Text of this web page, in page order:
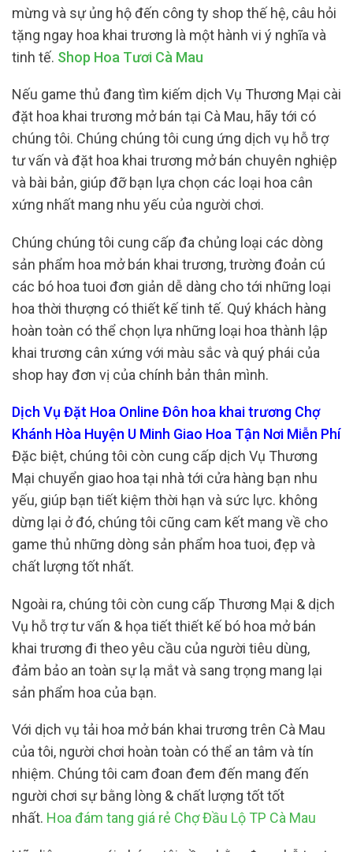
mừng và sự ủng hộ đến công ty shop thế hệ, câu hỏi
tặng ngay hoa khai trương là một hành vi ý nghĩa và
tinh tế. Shop Hoa Tươi Cà Mau
Nếu game thủ đang tìm kiếm dịch Vụ Thương Mại cài
đặt hoa khai trương mở bán tại Cà Mau, hãy tới có
chúng tôi. Chúng chúng tôi cung ứng dịch vụ hỗ trợ
tư vấn và đặt hoa khai trương mở bán chuyên nghiệp
và bài bản, giúp đỡ bạn lựa chọn các loại hoa cân
xứng nhất mang nhu yếu của người chơi.
Chúng chúng tôi cung cấp đa chủng loại các dòng
sản phẩm hoa mở bán khai trương, trường đoản cú
các bó hoa tuoi đơn giản dễ dàng cho tới những loại
hoa thời thượng có thiết kế tinh tế. Quý khách hàng
hoàn toàn có thể chọn lựa những loại hoa thành lập
khai trương cân xứng với màu sắc và quý phái của
shop hay đơn vị của chính bản thân mình.
Dịch Vụ Đặt Hoa Online Đôn hoa khai trương Chợ
Khánh Hòa Huyện U Minh Giao Hoa Tận Nơi Miễn Phí
Đặc biệt, chúng tôi còn cung cấp dịch Vụ Thương
Mại chuyển giao hoa tại nhà tới cửa hàng bạn nhu
yếu, giúp bạn tiết kiệm thời hạn và sức lực. không
dừng lại ở đó, chúng tôi cũng cam kết mang về cho
game thủ những dòng sản phẩm hoa tuoi, đẹp và
chất lượng tốt nhất.
Ngoài ra, chúng tôi còn cung cấp Thương Mại & dịch
Vụ hỗ trợ tư vấn & họa tiết thiết kế bó hoa mở bán
khai trương đi theo yêu cầu của người tiêu dùng,
đảm bảo an toàn sự lạ mắt và sang trọng mang lại
sản phẩm hoa của bạn.
Với dịch vụ tải hoa mở bán khai trương trên Cà Mau
của tôi, người chơi hoàn toàn có thể an tâm và tín
nhiệm. Chúng tôi cam đoan đem đến mang đến
người chơi sự bằng lòng & chất lượng tốt tốt
nhất. Hoa đám tang giá rẻ Chợ Đầu Lộ TP Cà Mau